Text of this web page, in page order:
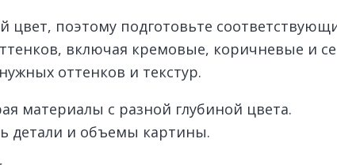
цвет, поэтому подготовьте
включая кремовые, коричневые и
оттенков и текстур.
материалы с разной глубиной цвета.
детали и объемы картины.